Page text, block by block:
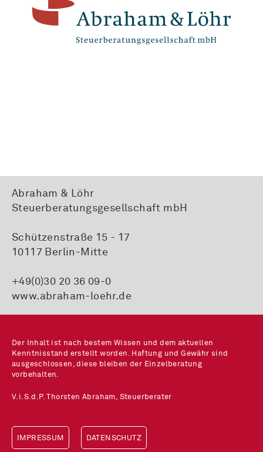
Abraham & Löhr
Steuerberatungsgesellschaft mbH
Schützenstraße 15 - 17
10117 Berlin-Mitte
+49(0)30 20 36 09-0
www.abraham-loehr.de
Der Inhalt ist nach bestem Wissen und dem aktuellen
Kenntnisstand erstellt worden. Haftung und Gewähr sind
ausgeschlossen, diese bleiben der Einzelberatung
vorbehalten.
V.i.S.d.P. Thorsten Abraham, Steuerberater
IMPRESSUM DATENSCHUTZ